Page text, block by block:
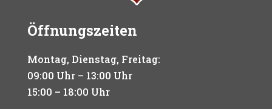
Öffnungszeiten
Montag, Dienstag, Freitag:
09:00 Uhr – 13:00 Uhr
15:00 – 18:00 Uhr